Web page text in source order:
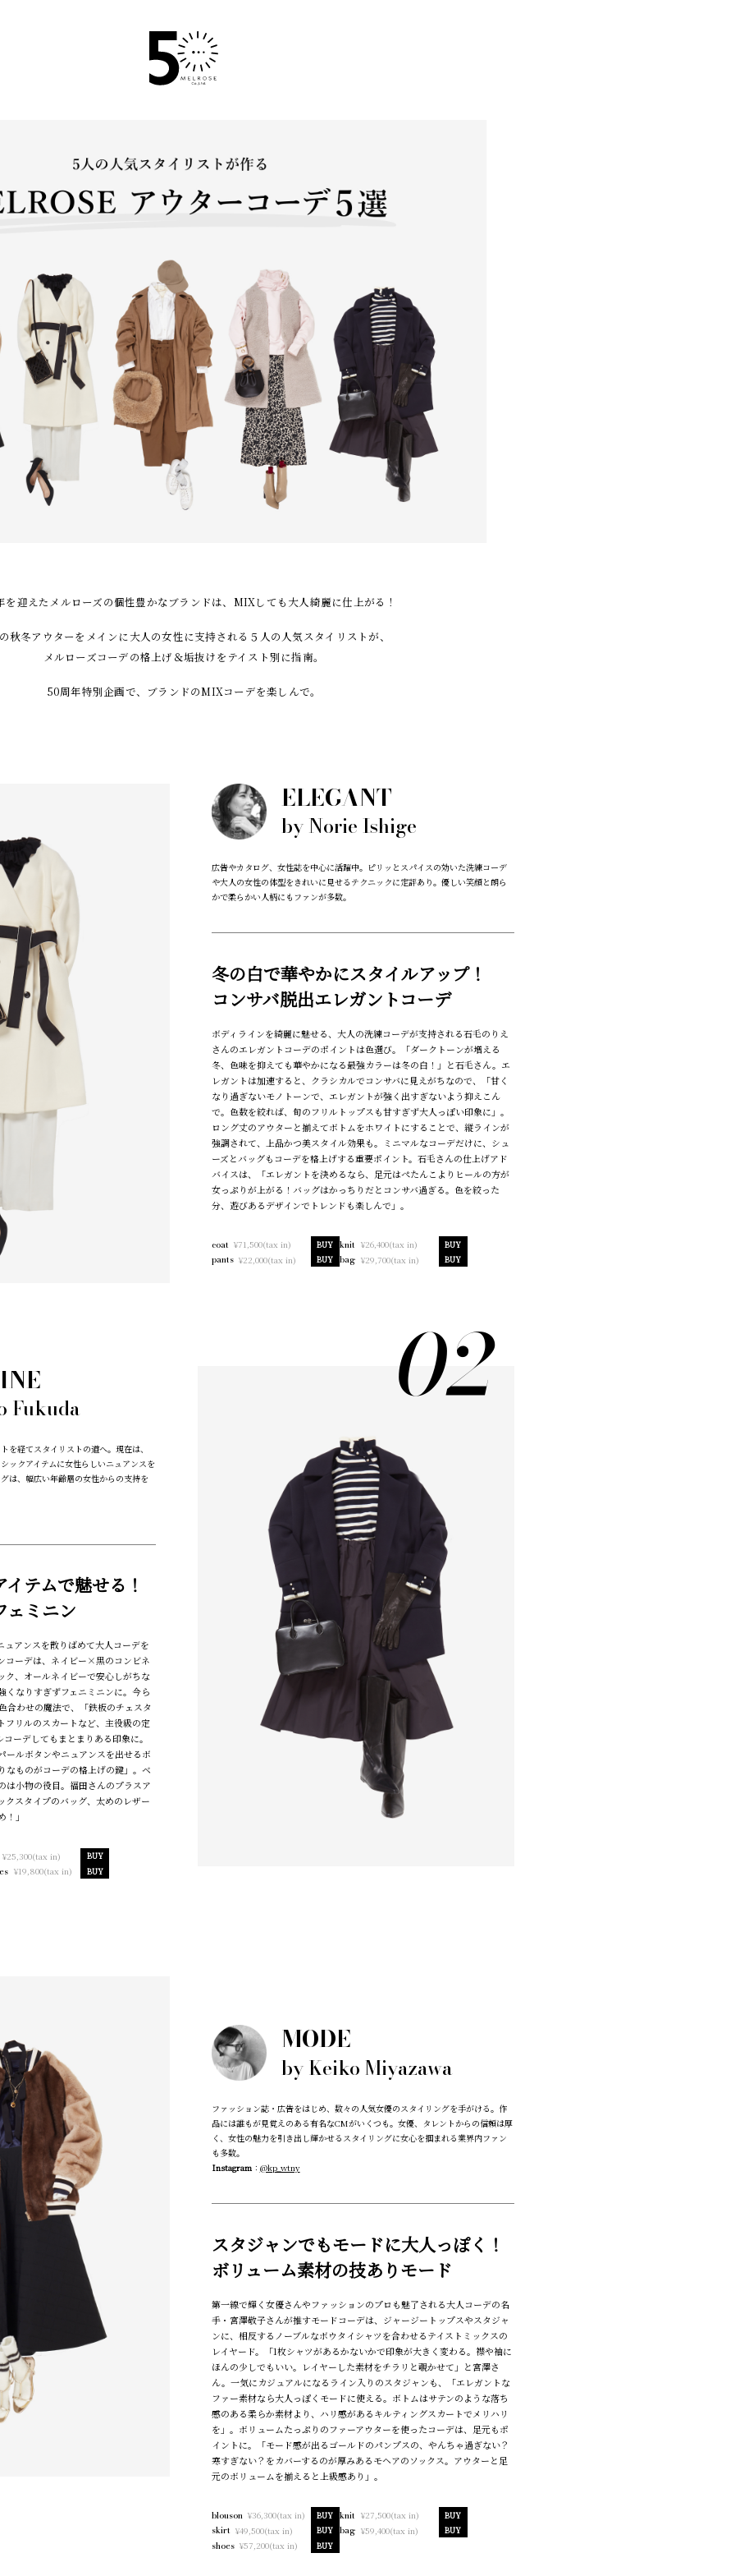
を迎えたメルローズの個性豊かなブランドは、 MIXしても大人綺麗に仕上がる！
秋冬アウターをメインに 大人の女性に支持される５人の人気スタイリストが、
メルローズコーデの格上げ＆垢抜けをテイスト別に指南。
50周年特別企画で、ブランドのMIXコーデを楽しんで。
ELEGANT
by Norie Ishige
広告やカタログ、女性誌を中心に活躍中。ピリッとスパイスの効いた洗練コーデ
や大人の女性の体型をきれいに見せるテクニックに定評あり。優しい笑顔と朗ら
かで柔らかい人柄にもファンが多数。
冬の白で華やかにスタイルアップ！
コンサバ脱出エレガントコーデ
ボディラインを綺麗に魅せる、大人の洗練コーデが支持される石毛のりえ
さんのエレガントコーデのポイントは色選び。「ダークトーンが増える
冬、色味を抑えても華やかになる最強カラーは冬の白！」と石毛さん。エ
レガントは加速すると、クラシカルでコンサバに見えがちなので、「甘く
なり過ぎないモノトーンで、エレガントが強く出すぎないよう抑えこん
で。色数を絞れば、旬のフリルトップスも甘すぎず大人っぽい印象に」。
ロング丈のアウターと揃えてボトムをホワイトにすることで、縦ラインが
強調されて、上品かつ美スタイル効果も。ミニマルなコーデだけに、シュ
ーズとバッグもコーデを格上げする重要ポイント。石毛さんの仕上げアド
バイスは、「エレガントを決めるなら、足元はぺたんこよりヒールの方が
女っぷりが上がる！バッグはかっちりだとコンサバ過ぎる。色を絞った
分、遊びあるデザインでトレンドも楽しんで」。
coat ¥71,500(tax in) BUY knit ¥26,400(tax in) BUY
pants ¥22,000(tax in) BUY bag ¥29,700(tax in) BUY
02
Fukuda
を経てスタイリストの道へ。現在は、
ックアイテムに女性らしいニュアンスを
は、幅広い年齢層の女性からの支持を
テムで魅せる！
ミニン
アンスを散りばめて大人コーデを
コーデは、ネイビー×黒のコンビネ
ク、オールネイビーで安心しがちな
くなりすぎずフェニミニンに。今ら
合わせの魔法で、「鉄板のチェスタ
フリルのスカートなど、主役級の定
ーデしてもまとまりある印象に。
ールボタンやニュアンスを出せるボ
なものがコーデの格上げの鍵」。ベ
は小物の役目。福田さんのプラスア
クスタイプのバッグ、太めのレザー
」
¥25,300(tax in) BUY
¥19,800(tax in) BUY
MODE
by Keiko Miyazawa
ファッション誌・広告をはじめ、数々の人気女優のスタイリングを手がける。作
品には誰もが見覚えのある有名なCMがいくつも。女優、タレントからの信頼は厚
く、女性の魅力を引き出し輝かせるスタイリングに女心を掴まれる業界内ファン
も多数。
Instagram： @kp_wtny
スタジャンでもモードに大人っぽく！
ボリューム素材の技ありモード
第一線で輝く女優さんやファッションのプロも魅了される大人コーデの名
手・宮澤敬子さんが推すモードコーデは、ジャージートップスやスタジャ
ンに、相反するノーブルなボウタイシャツを合わせるテイストミックスの
レイヤード。「1枚シャツがあるかないかで印象が大きく変わる。襟や袖に
ほんの少しでもいい。レイヤーした素材をチラリと覗かせて」と宮澤さ
ん。一気にカジュアルになるライン入りのスタジャンも、「エレガントな
ファー素材なら大人っぽくモードに使える。ボトムはサテンのような落ち
感のある柔らか素材より、ハリ感があるキルティングスカートでメリハリ
を」。ボリュームたっぷりのファーアウターを使ったコーデは、足元もポ
イントに。「モード感が出るゴールドのパンプスの、やんちゃ過ぎない？
寒すぎない？をカバーするのが厚みあるモヘアのソックス。アウターと足
元のボリュームを揃えると上級感あり」。
blouson ¥36,300(tax in) BUY knit ¥27,500(tax in) BUY
skirt ¥49,500(tax in) BUY bag ¥59,400(tax in) BUY
shoes ¥57,200(tax in) BUY